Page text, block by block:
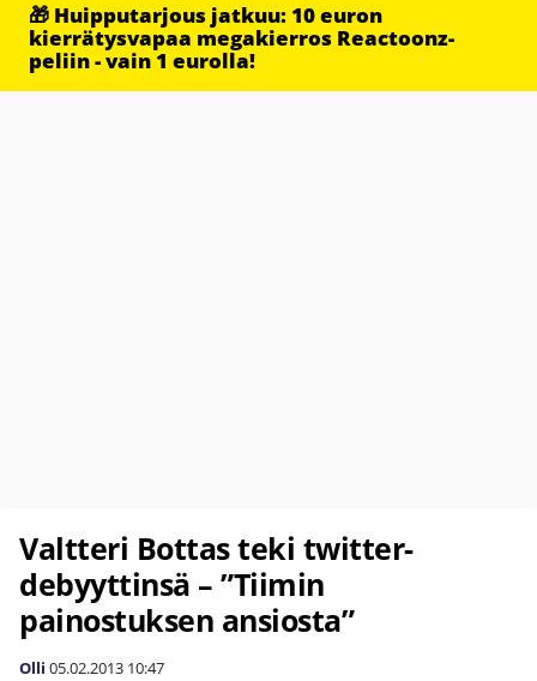
🎁 Huipputarjous jatkuu: 10 euron
kierrätysvapaa megakierros Reactoonz-
peliin - vain 1 eurolla!
Valtteri Bottas teki twitter-
debyyttinsä – ”Tiimin
painostuksen ansiosta”
Olli 05.02.2013 10:47